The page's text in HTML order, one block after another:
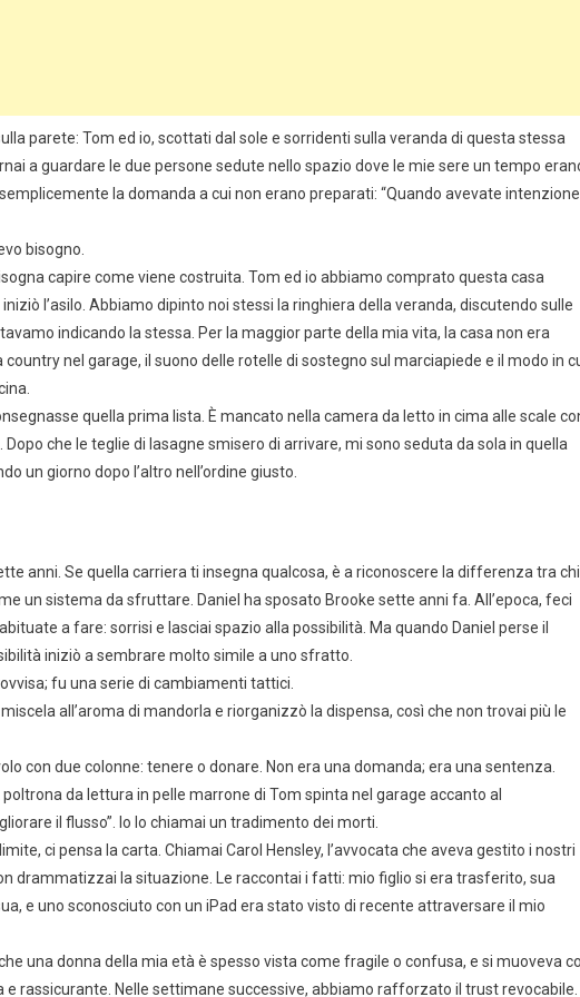
parete: Tom ed io, scottati dal sole e sorridenti sulla veranda di questa stessa
a guardare le due persone sedute nello spazio dove le mie sere un tempo
la domanda a cui non erano preparati: “Quando avevate intenzione
bisogno.
capire come viene costruita. Tom ed io abbiamo comprato questa casa
l’asilo. Abbiamo dipinto noi stessi la ringhiera della veranda, discutendo sulle
indicando la stessa. Per la maggior parte della mia vita, la casa non era
country nel garage, il suono delle rotelle di sostegno sul marciapiede e il modo in
quella prima lista. È mancato nella camera da letto in cima alle scale
Dopo che le teglie di lasagne smisero di arrivare, mi sono seduta da sola in quella
un giorno dopo l’altro nell’ordine giusto.
anni. Se quella carriera ti insegna qualcosa, è a riconoscere la differenza tra chi
un sistema da sfruttare. Daniel ha sposato Brooke sette anni fa. All’epoca, feci
a fare: sorrisi e lasciai spazio alla possibilità. Ma quando Daniel perse il
iniziò a sembrare molto simile a uno sfratto.
fu una serie di cambiamenti tattici.
all’aroma di mandorla e riorganizzò la dispensa, così che non trovai più le
con due colonne: tenere o donare. Non era una domanda; era una sentenza.
da lettura in pelle marrone di Tom spinta nel garage accanto al
il flusso”. Io lo chiamai un tradimento dei morti.
ci pensa la carta. Chiamai Carol Hensley, l’avvocata che aveva gestito i nostri
drammatizzai la situazione. Le raccontai i fatti: mio figlio si era trasferito, sua
e uno sconosciuto con un iPad era stato visto di recente attraversare il mio
una donna della mia età è spesso vista come fragile o confusa, e si muoveva
rassicurante. Nelle settimane successive, abbiamo rafforzato il trust revocabile.